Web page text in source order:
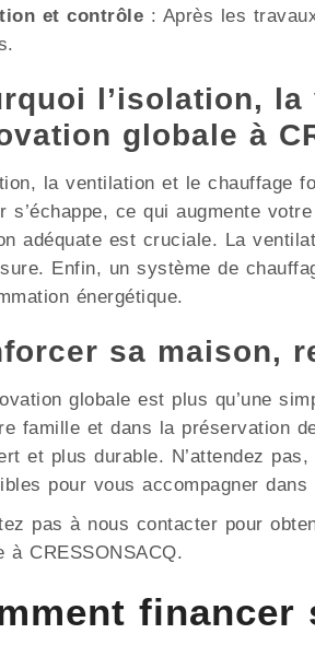
et contrôle : Après les
l’isolation,
globale à
la ventilation et le chauffage
s’échappe, ce qui augmente
adéquate est cruciale. La
Enfin, un système de
énergétique.
sa maison,
globale est plus qu’une
famille et dans la préservation
et plus durable. N’attendez
pour vous accompagner dans
pas à nous contacter pour
à CRESSONSACQ.
financer